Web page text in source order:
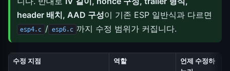
header 배치, AAD 구성이 기존 ESP 일반식과 다르면
esp4.c / esp6.c 까지 수정 범위가 커집니다.
수정 지점 역할
언제 수정하